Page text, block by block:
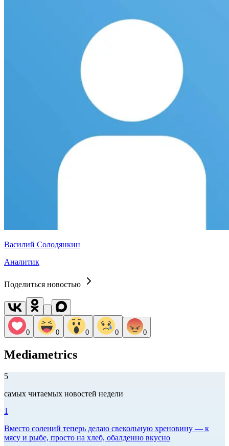
Василий Солодянкин
Аналитик
Поделиться новостью
0 0 0 0 0
Mediametrics
5
самых читаемых новостей недели
1
Вместо солений теперь делаю свекольную хреновину — к
мясу и рыбе, просто на хлеб, обалденно вкусно